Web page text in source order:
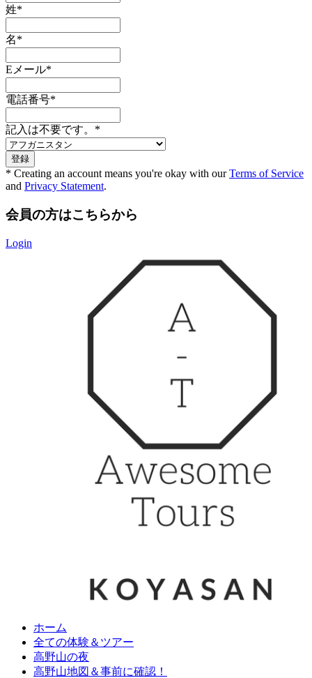
姓*
名*
Eメール*
電話番号*
記入は不要です。 *
* Creating an account means you're okay with ourTerms of Service
and Privacy Statement.
会員の方はこちらから
Login
ホーム
全ての体験＆ツアー
高野山の夜
高野山地図＆事前に確認！